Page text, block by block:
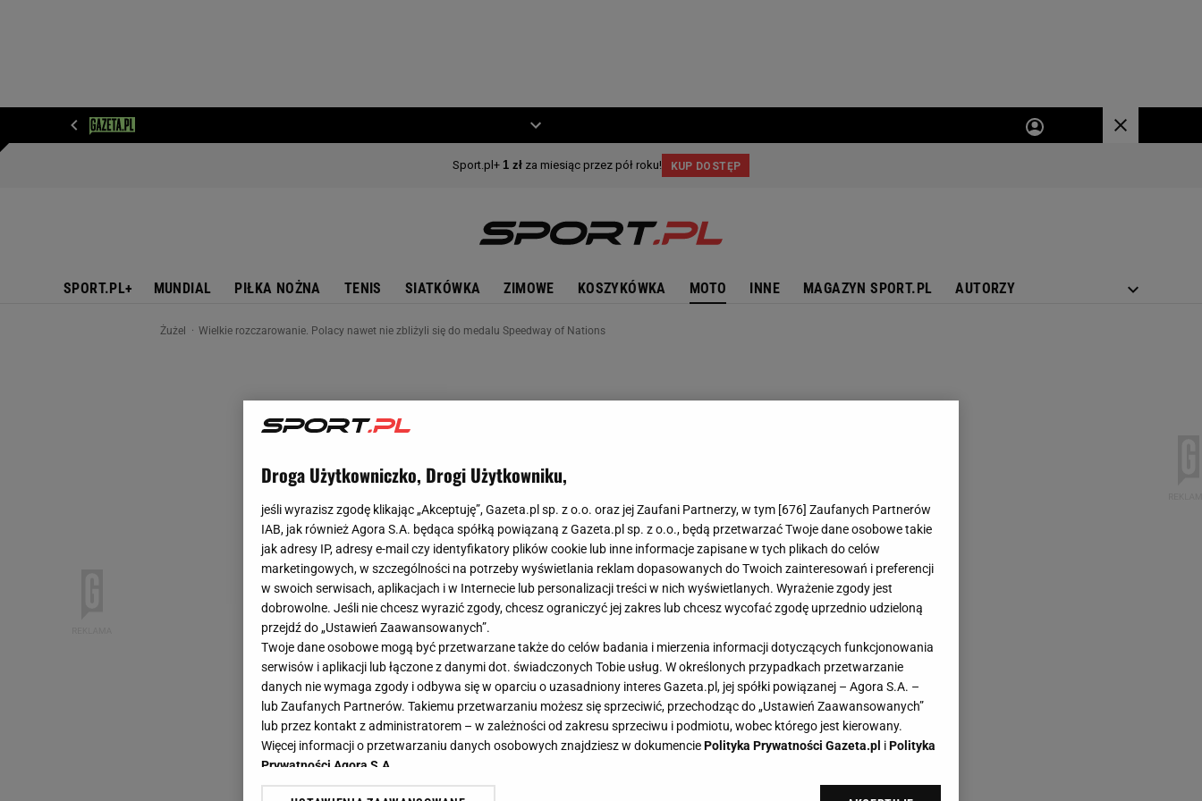
SPORT.PL+ MUNDIAL PIŁKA NOŻNA TENIS SIATKÓWKA ZIMOWE KOSZYKÓWKA MOTO INNE MAGAZYN SPORT.PL AUTORZY
Żużel Wielkie rozczarowanie. Polacy nawet nie zbliżyli się do medalu Speedway of Nations
Droga Użytkowniczko, Drogi Użytkowniku,
jeśli wyrazisz zgodę klikając „Akceptuję”, Gazeta.pl sp. z o.o. oraz jej Zaufani Partnerzy, w tym [676] Zaufanych Partnerów
IAB, jak również Agora S.A. będąca spółką powiązaną z Gazeta.pl sp. z o.o., będą przetwarzać Twoje dane osobowe takie
jak adresy IP, adresy e-mail czy identyfikatory plików cookie lub inne informacje zapisane w tych plikach do celów
marketingowych, w szczególności na potrzeby wyświetlania reklam dopasowanych do Twoich zainteresowań i preferencji
w swoich serwisach, aplikacjach i w Internecie lub personalizacji treści w nich wyświetlanych. Wyrażenie zgody jest
dobrowolne. Jeśli nie chcesz wyrazić zgody, chcesz ograniczyć jej zakres lub chcesz wycofać zgodę uprzednio udzieloną
przejdź do „Ustawień Zaawansowanych”.
Twoje dane osobowe mogą być przetwarzane także do celów badania i mierzenia informacji dotyczących funkcjonowania
serwisów i aplikacji lub łączone z danymi dot. świadczonych Tobie usług. W określonych przypadkach przetwarzanie
danych nie wymaga zgody i odbywa się w oparciu o uzasadniony interes Gazeta.pl, jej spółki powiązanej – Agora S.A. –
lub Zaufanych Partnerów. Takiemu przetwarzaniu możesz się sprzeciwić, przechodząc do „Ustawień Zaawansowanych”
lub przez kontakt z administratorem – w zależności od zakresu sprzeciwu i podmiotu, wobec którego jest kierowany.
Więcej informacji o przetwarzaniu danych osobowych znajdziesz w dokumenciePolityka Prywatności Gazeta.pl iPolityka
Prywatności Agora S.A.